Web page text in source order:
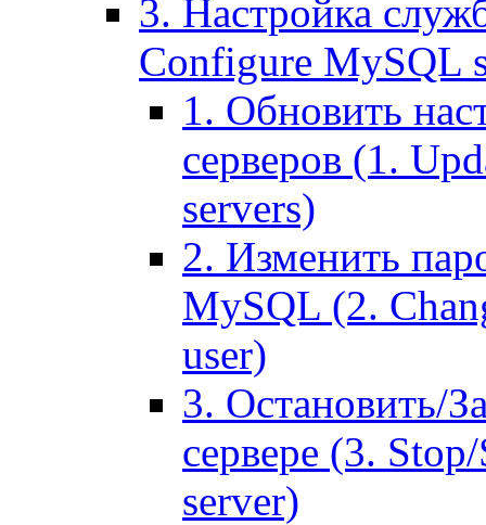
3. Настройка
Configure MySQL
1. Обновить
серверов (1.
servers)
2. Изменить
MySQL (2.
user)
3. Остановить/
сервере (3.
server)